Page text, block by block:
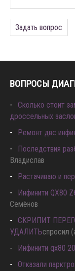
Задать вопрос
ВОПРОСЫ
Сколько стоит
дроссельных
Ремонт двс
Последствия
Владислав
Растачиваю и
Инфинити QX80
Семёнов
СКРИПИТ
УДАЛИТЬспросил
Инфинити qx80
Отказали